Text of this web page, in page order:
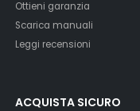
Ottieni garanzia
Scarica manuali
Leggi recensioni
ACQUISTA SICURO